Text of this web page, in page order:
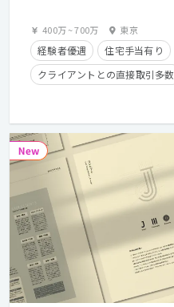
400万~700万 東京
経験者優遇 住宅手当有り
クライアントとの直接取引多数